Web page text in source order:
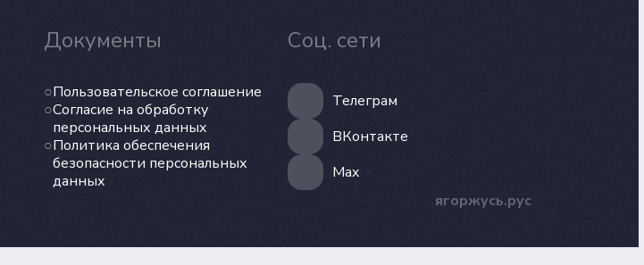
Документы
Пользовательское соглашение
Согласие на обработку
персональных данных
Политика обеспечения
безопасности персональных
данных
Соц. сети
Телеграм
ВКонтакте
Max
ягоржусь.рус